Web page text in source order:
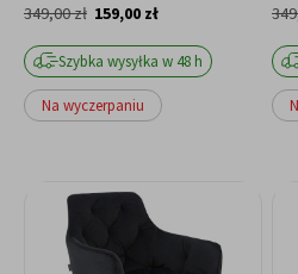
159,00 zł
349,00 zł
Szybka wysyłka w 48 h
Na wyczerpaniu